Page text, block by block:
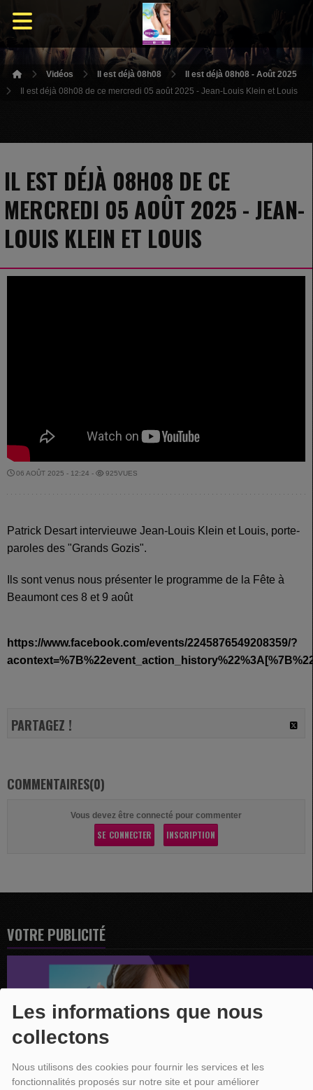
Les informations que nous
collectons
Nous utilisons des cookies pour fournir les services et les
fonctionnalités proposés sur notre site et pour améliorer
Vidéos Il est déjà 08h08
Il est déjà 08h08 - Août 2025
Il est déjà 08h08 de ce mercredi 05 août 2025 - Jean-Louis Klein et Louis
IL EST DÉJÀ 08H08 DE CE
MERCREDI 05 AOÛT 2025 - JEAN-
LOUIS KLEIN ET LOUIS
06 AOÛT 2025 - 12:24 - 925VUES
Patrick Desart intervieuwe Jean-Louis Klein et Louis, porte-
paroles des "Grands Gozis".
Ils sont venus nous présenter le programme de la Fête à
Beaumont ces 8 et 9 août
https://www.facebook.com/events/2245876549208359/?
PARTAGEZ !
COMMENTAIRES(0)
Vous devez être connecté pour commenter
SE CONNECTER INSCRIPTION
VOTRE PUBLICITÉ